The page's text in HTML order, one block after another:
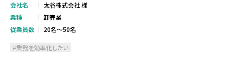
会社名
太谷株式会社 様
業種
卸売業
従業員数
20名～50名
業務を効率化したい